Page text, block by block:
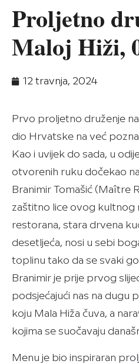
Proljetno
Maloj Hiži,
12 travnja, 2024
Prvo proljetno druženje
dio Hrvatske na već
Kao i uvijek do sada, u
otvorenih ruku dočekao
Branimir Tomašić (Maître
zaštitno lice ovog kultnog
restorana, stara drvena
desetljeća, nosi u sebi
toplinu tako da se svaki
Branimir je prije prvog
podsjećajući nas na dugu
koju Mala Hiža čuva, a
kojima se suočavaju
Menu je bio inspiraran